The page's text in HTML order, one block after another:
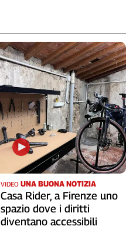
VIDEO UNA BUONA NOTIZIA
Casa Rider, a Firenze uno
spazio dove i diritti
diventano accessibili